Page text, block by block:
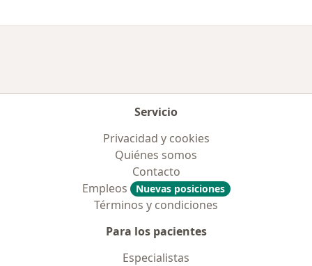
Servicio
Privacidad y cookies
Quiénes somos
Contacto
Empleos
Nuevas posiciones
Términos y condiciones
Para los pacientes
Especialistas